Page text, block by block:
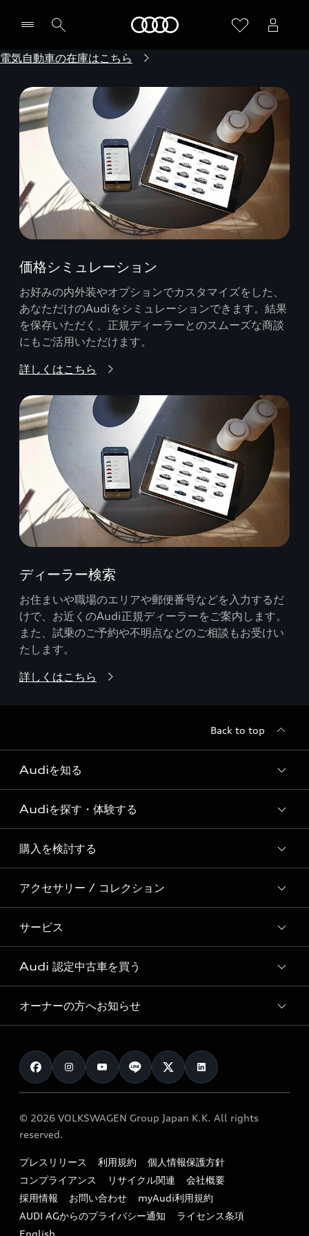
電気自動車の在庫はこちら
価格シミュレーション
お好みの内外装やオプションでカスタマイズをした、
あなただけのAudiをシミュレーションできます。結果
を保存いただく、正規ディーラーとのスムーズな商談
にもご活用いただけます。
詳しくはこちら
ディーラー検索
お住まいや職場のエリアや郵便番号などを入力するだ
けで、お近くのAudi正規ディーラーをご案内します。
また、試乗のご予約や不明点などのご相談もお受けい
たします。
詳しくはこちら
Back to top
Audiを知る
Audi ブランド
Story of Progress
Audi Sport
Formula 1®
デジタルサービス
Audiを探す・体験する
ディーラー検索
新車在庫検索
試乗車・展示車検索
見積り依頼
試乗予約
購入を検討する
モデル一覧
特別仕様モデル / 限定モデル
e-tronラインアップ
価格シミュレーション
車両比較
カタログ一覧
アクセサリー / コレクション
純正アクセサリー
オンラインショップ
Audi collection
アウディナビアプリ
サービス
サービス入庫予約
サービスプログラム
メンテナンス
車検 / 定期点検
e-tronアフターサポート
myAudi
Audi 認定中古車を買う
Audi認定中古車
クオリティ
保証
メンテナンス
ファイナンス
キャンペーン / イベント
買取査定
オーナーの方へお知らせ
お知らせ
オーナー様向けキャンペーン
特定整備適用車一覧
リサイクル法
よくある質問（FAQ）
© 2026 VOLKSWAGEN Group Japan K.K. All rights
reserved.
プレスリリース 利用規約
個人情報保護方針
コンプライアンス
リサイクル関連
会社概要
採用情報
お問い合わせ
myAudi利用規約
AUDI AGからのプライバシー通知
ライセンス条項
English